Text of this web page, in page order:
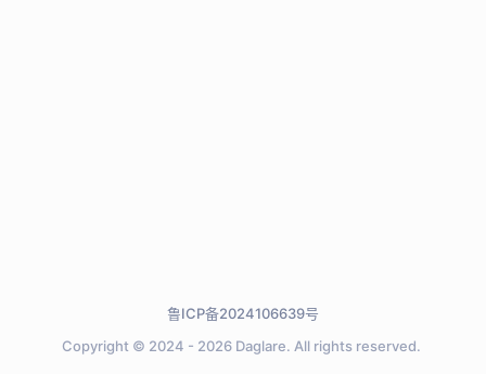
Copyright © 2024 - 2026 Daglare. All rights reserved.
鲁ICP备2024106639号